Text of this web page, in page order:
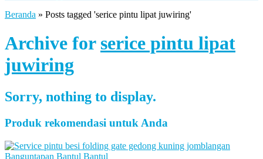
Beranda » Posts tagged 'serice pintu lipat juwiring'
Archive for serice pintu lipat
juwiring
Sorry, nothing to display.
Produk rekomendasi untuk Anda